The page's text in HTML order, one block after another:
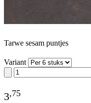
Tarwe sesam puntjes
Variant
3,75